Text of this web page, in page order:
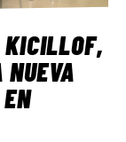
KICILLOF,